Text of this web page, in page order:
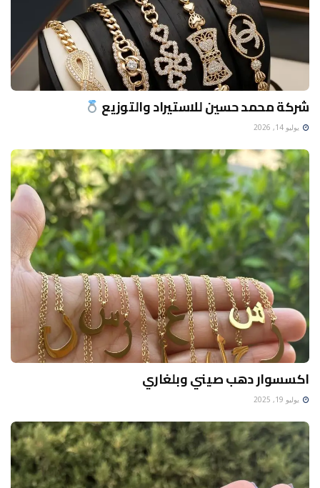
شركة محمد حسين للاستيراد والتوزيع
يوليو 14, 2026
اكسسوار دهب صيني وبلغاري
يوليو 19, 2025